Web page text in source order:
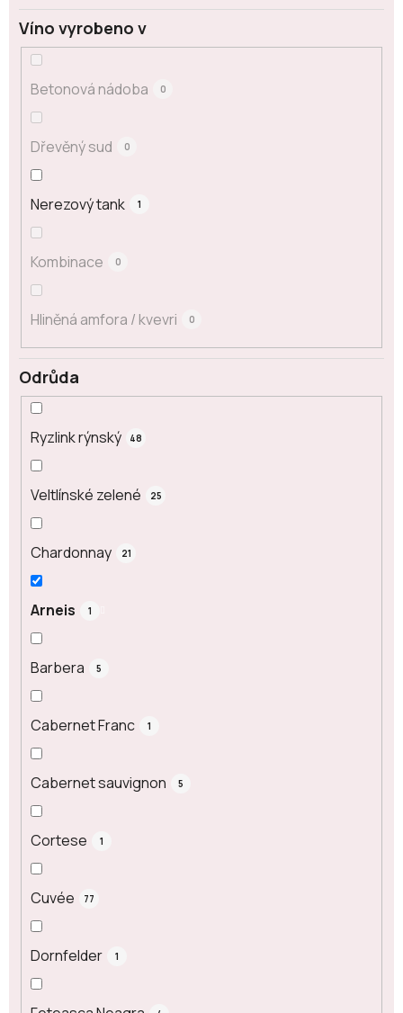
Odrůda
Ryzlink rýnský 48
Veltlínské zelené 25
Chardonnay 21
Arneis 1
Barbera 5
Cabernet Franc 1
Cabernet sauvignon 5
Cortese 1
Cuvée 77
Dornfelder 1
Víno vyrobeno v
Betonová nádoba 0
Dřevěný sud 0
Nerezový tank 1
Kombinace 0
Hliněná amfora / kvevri 0